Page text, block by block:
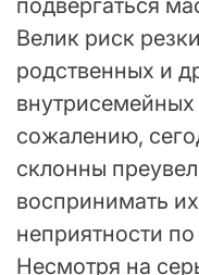
Велик риск
родственных и
сожалению,
склонны
воспринимать
неприятности
Несмотря на